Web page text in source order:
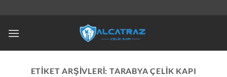
ETIKET ARŞIVLERI: TARABYA ÇELIK KAPI